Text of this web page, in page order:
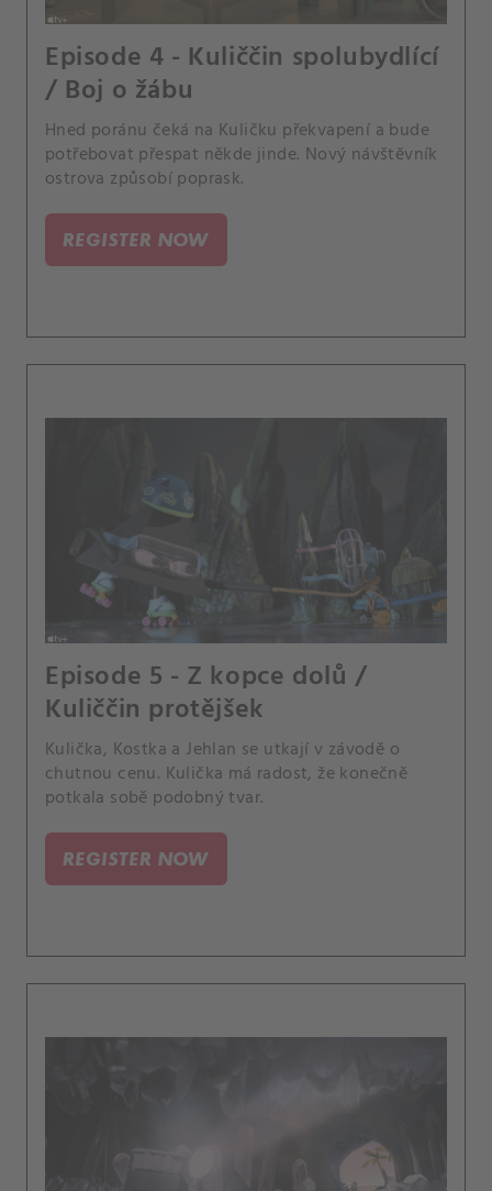
Episode 4 - Kuliččin spolubydlící
/ Boj o žábu
Hned poránu čeká na Kuličku překvapení a bude
potřebovat přespat někde jinde. Nový návštěvník
ostrova způsobí poprask.
REGISTER NOW
Episode 5 - Z kopce dolů /
Kuliččin protějšek
Kulička, Kostka a Jehlan se utkají v závodě o
chutnou cenu. Kulička má radost, že konečně
potkala sobě podobný tvar.
REGISTER NOW